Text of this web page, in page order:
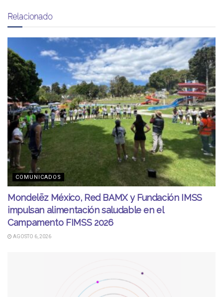
Relacionado
COMUNICADOS
Mondelēz México, Red BAMX y Fundación IMSS
impulsan alimentación saludable en el
Campamento FIMSS 2026
AGOSTO 6, 2026